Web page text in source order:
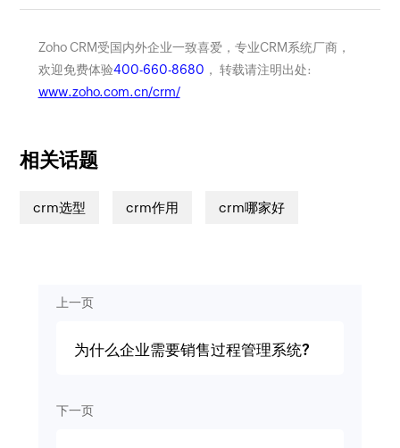
Zoho CRM受国内外企业一致喜爱，专业CRM系统厂商，
欢迎免费体验400-660-8680 ， 转载请注明出处:
www.zoho.com.cn/crm/
相关话题
crm选型 crm作用 crm哪家好
上一页
为什么企业需要销售过程管理系统?
下一页